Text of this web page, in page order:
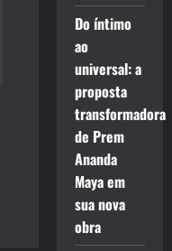
Do íntimo
ao
universal: a
proposta
transformadora
de Prem
Ananda
Maya em
sua nova
obra